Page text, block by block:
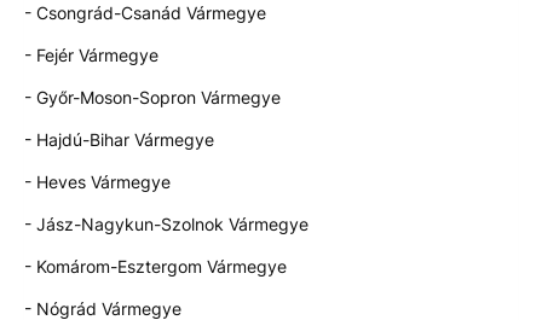
- Csongrád-Csanád Vármegye
- Fejér Vármegye
- Győr-Moson-Sopron Vármegye
- Hajdú-Bihar Vármegye
- Heves Vármegye
- Jász-Nagykun-Szolnok Vármegye
- Komárom-Esztergom Vármegye
- Nógrád Vármegye